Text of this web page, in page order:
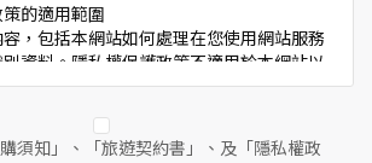
的適用範圍
，包括本網站如何處理在您使用網站服務
資料。隱私權保護政策不適用於本網站以
也不適用於非本網站所委託或參與管理的
、處理及利用方式
須知」、「旅遊契約書」、及「隱私權政